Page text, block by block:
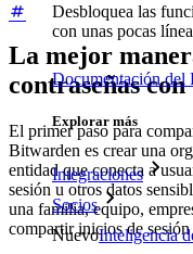
Desbloquea las
con unas pocas
Documentación del
Explorar más
Integraciones
Socios
NuevoInteligencia
La mejor
contraseñas
El primer paso para
Bitwarden es crear una
entidad que conecta a
sesión u otros datos
una familia, equipo,
compartir inicios de